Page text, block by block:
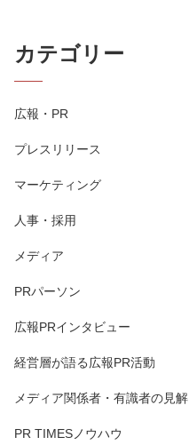
カテゴリー
広報・PR
プレスリリース
マーケティング
人事・採用
メディア
PRパーソン
広報PRインタビュー
経営層が語る広報PR活動
メディア関係者・有識者の見解
PR TIMESノウハウ